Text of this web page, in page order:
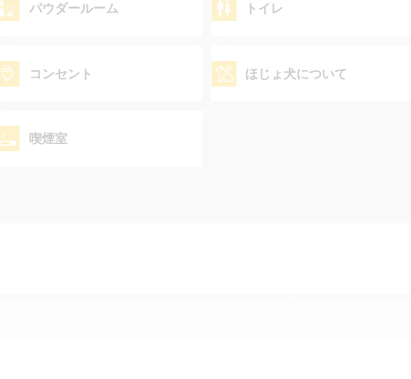
パウダールーム トイレ
コンセント ほじょ犬について
喫煙室